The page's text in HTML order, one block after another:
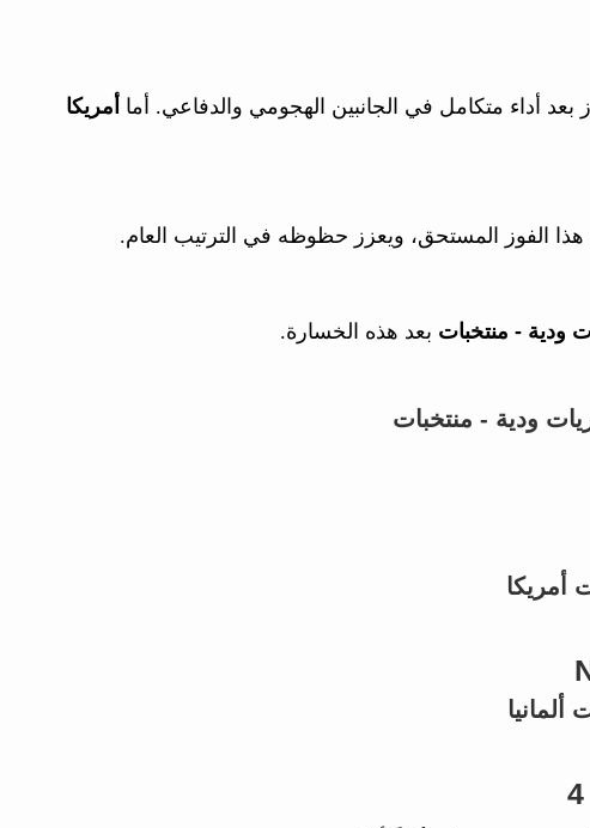
بعد أداء متكامل في الجانبين الهجومي والدفاعي. أما أمريكا
هذا الفوز المستحق، ويعزز حظوظه في الترتيب العام.
ودية - منتخبات بعد هذه الخسارة.
ودية - منتخبات
أمريكا
ألمانيا